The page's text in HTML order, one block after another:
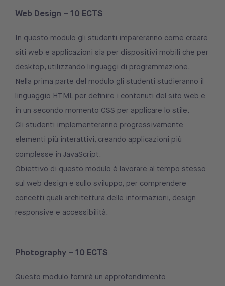
Web Design – 10 ECTS
In questo modulo gli studenti impareranno come creare
siti web e applicazioni sia per dispositivi mobili che per
desktop, utilizzando linguaggi di programmazione.
Nella prima parte del modulo gli studenti studieranno il
linguaggio HTML per definire i contenuti del sito web e
in un secondo momento CSS per applicare lo stile.
Gli studenti implementeranno progressivamente
elementi più interattivi, creando applicazioni più
complesse in JavaScript.
Obiettivo di questo modulo è lavorare al tempo stesso
sul web design e sullo sviluppo, per comprendere
concetti quali architettura delle informazioni, design
responsive e accessibilità.
Photography – 10 ECTS
Questo modulo fornirà un approfondimento